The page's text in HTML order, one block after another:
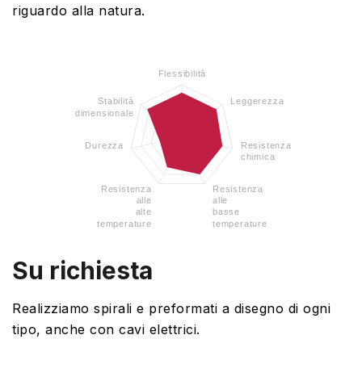
riguardo alla natura.
Flessibilità
Leggerezza
Resistenza
chimica
Resistenza
alle
basse
temperature
Resistenza
alle
alte
temperature
Durezza
Stabilità
dimensionale
Su richiesta
Realizziamo spirali e preformati a disegno di ogni
tipo, anche con cavi elettrici.